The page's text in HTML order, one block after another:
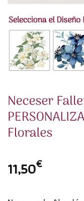
Neceser
Florales
11,50€
Selecciona el